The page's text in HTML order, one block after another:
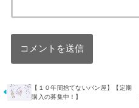
【１０年間捨てないパン屋】【定期
購入の募集中！】